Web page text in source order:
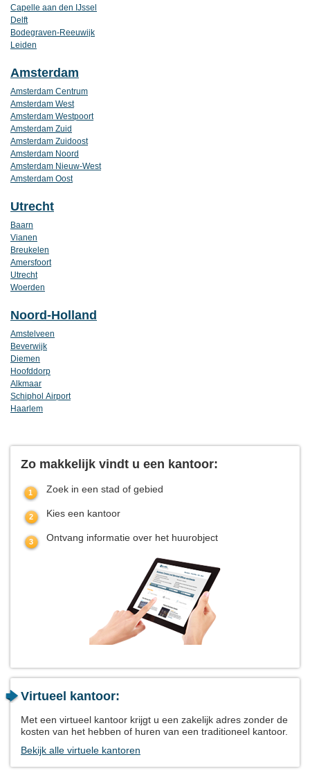
Capelle aan den IJssel
Delft
Bodegraven-Reeuwijk
Leiden
Amsterdam
Amsterdam Centrum
Amsterdam West
Amsterdam Westpoort
Amsterdam Zuid
Amsterdam Zuidoost
Amsterdam Noord
Amsterdam Nieuw-West
Amsterdam Oost
Utrecht
Baarn
Vianen
Breukelen
Amersfoort
Utrecht
Woerden
Noord-Holland
Amstelveen
Beverwijk
Diemen
Hoofddorp
Alkmaar
Schiphol Airport
Haarlem
Zo makkelijk vindt u een kantoor:
Zoek in een stad of gebied
Kies een kantoor
Ontvang informatie over het huurobject
Virtueel kantoor:
Met een virtueel kantoor krijgt u een zakelijk adres zonder de
kosten van het hebben of huren van een traditioneel kantoor.
Bekijk alle virtuele kantoren